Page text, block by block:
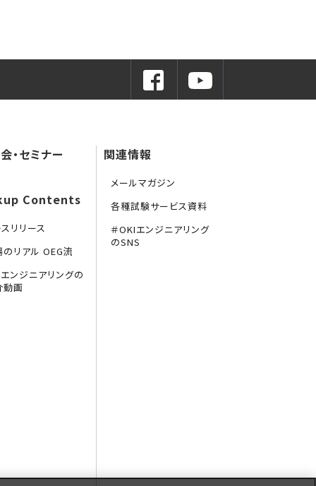
・セミナー
Contents
リリース
リアル OEG流
ンジニアリングの
動画
関連情報
メールマガジン
各種試験サービス資料
＃OKIエンジニアリング
のSNS